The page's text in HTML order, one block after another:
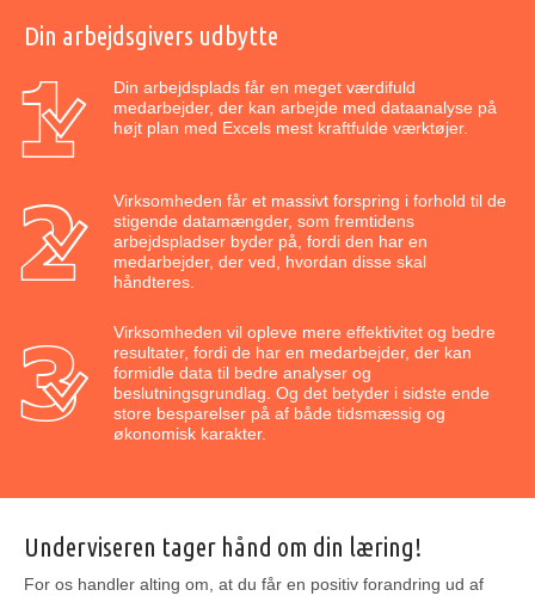
Din arbejdsgivers udbytte
Din arbejdsplads får en meget værdifuld
medarbejder, der kan arbejde med dataanalyse på
højt plan med Excels mest kraftfulde værktøjer.
Virksomheden får et massivt forspring i forhold til de
stigende datamængder, som fremtidens
arbejdspladser byder på, fordi den har en
medarbejder, der ved, hvordan disse skal
håndteres.
Virksomheden vil opleve mere effektivitet og bedre
resultater, fordi de har en medarbejder, der kan
formidle data til bedre analyser og
beslutningsgrundlag. Og det betyder i sidste ende
store besparelser på af både tidsmæssig og
økonomisk karakter.
Underviseren tager hånd om din læring!
For os handler alting om, at du får en positiv forandring ud af